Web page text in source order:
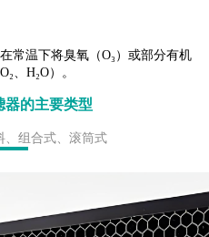
常温下将臭氧（O₃）或部分有机
、H₂O）。
器的主要类型
组合式、滚筒式